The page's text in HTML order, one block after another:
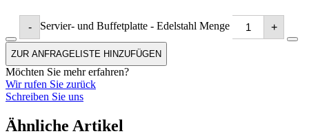
- Servier- und Buffetplatte - Edelstahl Menge +
ZUR ANFRAGELISTE HINZUFÜGEN
Möchten Sie mehr erfahren?
Wir rufen Sie zurück
Schreiben Sie uns
Ähnliche Artikel